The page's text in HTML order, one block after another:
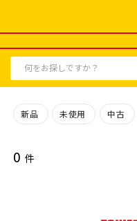
新品 未使用 中古
0 件